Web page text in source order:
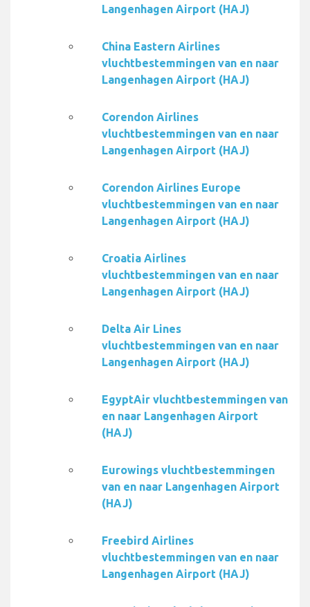
Langenhagen Airport (HAJ)
China Eastern Airlines
vluchtbestemmingen van en naar
Langenhagen Airport (HAJ)
Corendon Airlines
vluchtbestemmingen van en naar
Langenhagen Airport (HAJ)
Corendon Airlines Europe
vluchtbestemmingen van en naar
Langenhagen Airport (HAJ)
Croatia Airlines
vluchtbestemmingen van en naar
Langenhagen Airport (HAJ)
Delta Air Lines
vluchtbestemmingen van en naar
Langenhagen Airport (HAJ)
EgyptAir vluchtbestemmingen van
en naar Langenhagen Airport
(HAJ)
Eurowings vluchtbestemmingen
van en naar Langenhagen Airport
(HAJ)
Freebird Airlines
vluchtbestemmingen van en naar
Langenhagen Airport (HAJ)